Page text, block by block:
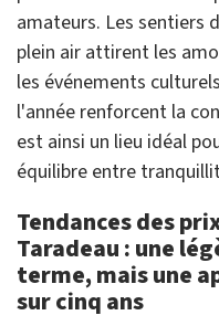
amateurs. Les sentiers
plein air attirent les
les événements
l'année renforcent la
est ainsi un lieu idéal
équilibre entre
Tendances des
Taradeau : une
terme, mais une
sur cinq ans